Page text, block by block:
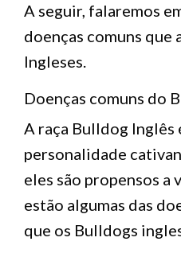
A seguir, falaremos
doenças comuns que
Ingleses.
Doenças comuns do
A raça Bulldog Inglês
personalidade
eles são propensos a
estão algumas das
que os Bulldogs